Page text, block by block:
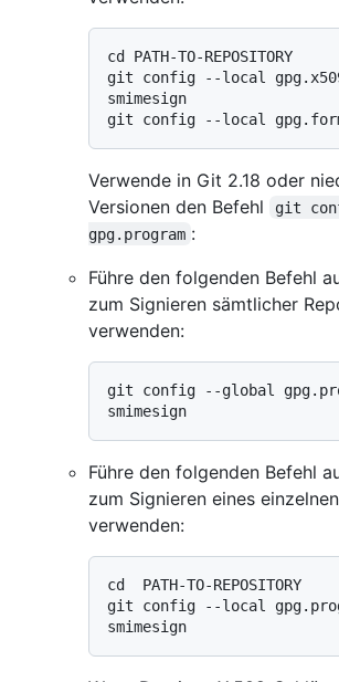
cd PATH-TO-REPOSITORY
git config --local
smimesign
Verwende in Git 2.18 oder
Versionen den Befehl
git
gpg.program :
Führe den folgenden Befehl
zum Signieren sämtlicher
verwenden:
git config --global
Führe den folgenden Befehl
zum Signieren eines
verwenden:
cd  PATH-TO-REPOSITORY
git config --local